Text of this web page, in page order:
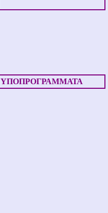
ΥΠΟΠΡΟΓΡΑΜΜΑΤΑ